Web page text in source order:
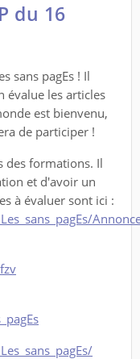
du 16
sans pagEs ! Il
évalue les articles
est bienvenu,
de participer !
des formations. Il
et d'avoir un
à évaluer sont ici :